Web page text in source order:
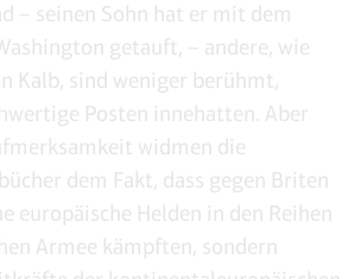
– seinen Sohn hat er mit dem
getauft, – andere, wie
Kalb, sind weniger berühmt,
Posten innehatten. Aber
widmen die
dem Fakt, dass gegen Briten
europäische Helden in den Reihen
Armee kämpften, sondern